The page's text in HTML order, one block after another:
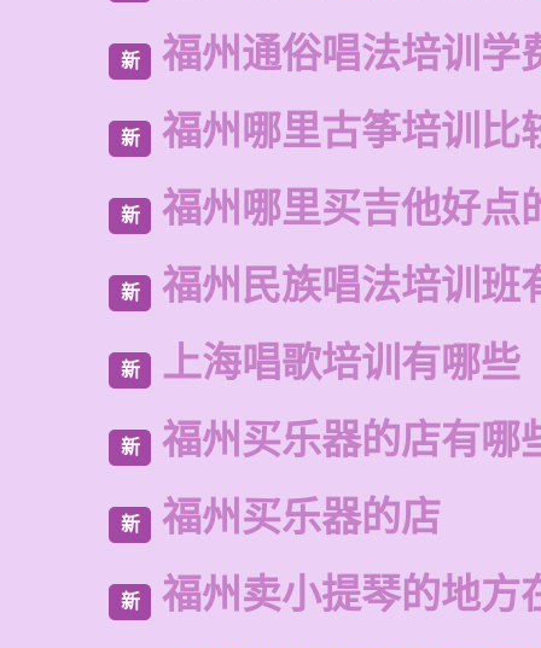
新 福州通俗唱法培训学
新 福州哪里古筝培训比
新 福州哪里买吉他好点
新 福州民族唱法培训班
新 上海唱歌培训有哪些
新 福州买乐器的店有哪
新 福州买乐器的店
新 福州卖小提琴的地方